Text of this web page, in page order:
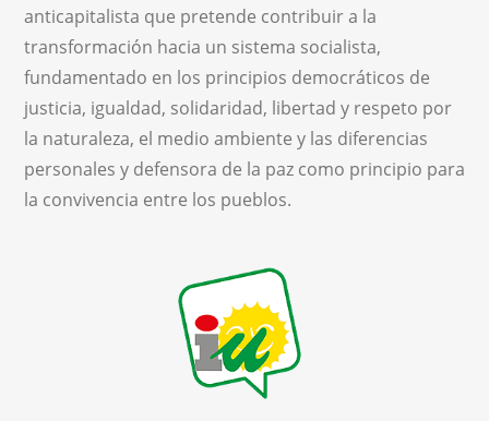
anticapitalista que pretende contribuir a la
transformación hacia un sistema socialista,
fundamentado en los principios democráticos de
justicia, igualdad, solidaridad, libertad y respeto por
la naturaleza, el medio ambiente y las diferencias
personales y defensora de la paz como principio para
la convivencia entre los pueblos.